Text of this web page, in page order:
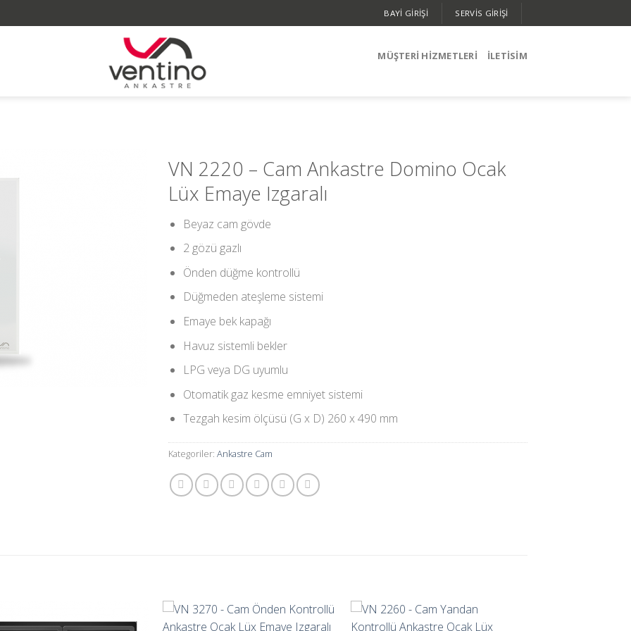
BAYİ GİRİŞİ SERVIS GIRIŞI
MÜŞTERİ HİZMETLERİ İLETISIM
VN 2220 – Cam Ankastre Domino Ocak
Lüx Emaye Izgaralı
Beyaz cam gövde
2 gözü gazlı
Önden düğme kontrollü
Düğmeden ateşleme sistemi
Emaye bek kapağı
Havuz sistemli bekler
LPG veya DG uyumlu
Otomatik gaz kesme emniyet sistemi
Tezgah kesim ölçüsü (G x D) 260 x 490 mm
Kategoriler: Ankastre Cam